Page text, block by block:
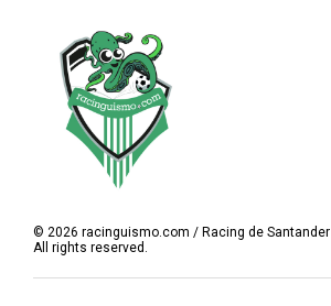
© 2026 racinguismo.com / Racing de Santander
All rights reserved.